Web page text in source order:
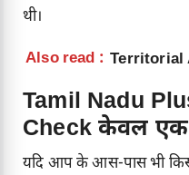
थी।
Also read : Territorial
Tamil Nadu
Check केवल
यदि आप के आस-पास भी किसी